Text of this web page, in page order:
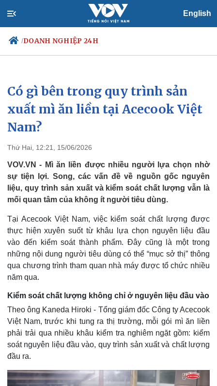
English
/DOANH NGHIỆP 24H
Chính trị
Đảng
Tổ chức nhân sự
Quốc hội
Xã hội
Tin 24h
Dự báo thời tiết
Có gì bên trong quy trình sản
xuất mì ăn liền tại Acecook Việt
Nam?
Thứ Hai, 12:21, 15/06/2026
VOV.VN - Mì ăn liền được nhiều người lựa chọn nhờ
sự tiện lợi. Song, các vấn đề về nguồn gốc nguyên
liệu, quy trình sản xuất và kiểm soát chất lượng vẫn là
mối quan tâm của không ít người tiêu dùng.
Tại Acecook Việt Nam, việc kiểm soát chất lượng được
thực hiện xuyên suốt từ khâu lựa chọn nguyên liệu đầu
vào đến kiểm soát thành phẩm. Đây cũng là một trong
những nội dung người tiêu dùng có thể “mục sở thị” thông
qua chương trình tham quan nhà máy được tổ chức nhiều
năm qua.
Kiểm soát chất lượng không chỉ ở nguyên liệu đầu vào
Theo ông Kaneda Hiroki - Tổng giám đốc Công ty Acecook
Việt Nam, trước khi tung ra thị trường, mỗi gói mì ăn liền
phải trải qua nhiều khâu kiểm tra nghiêm ngặt gồm: kiểm
soát nguyên liệu đầu vào, quy trình sản xuất và chất lượng
đầu ra.